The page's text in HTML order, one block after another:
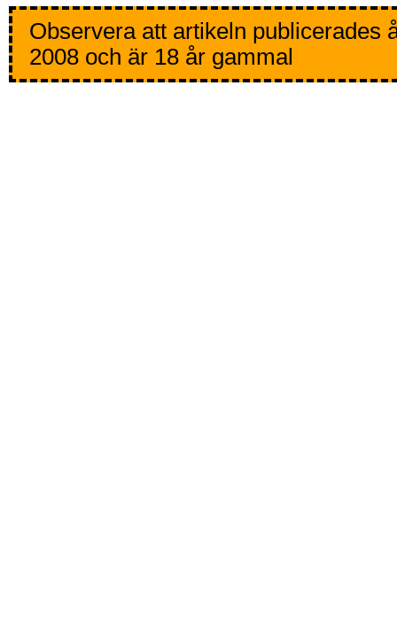
Observera att artikeln publicerades
2008 och är 18 år gammal